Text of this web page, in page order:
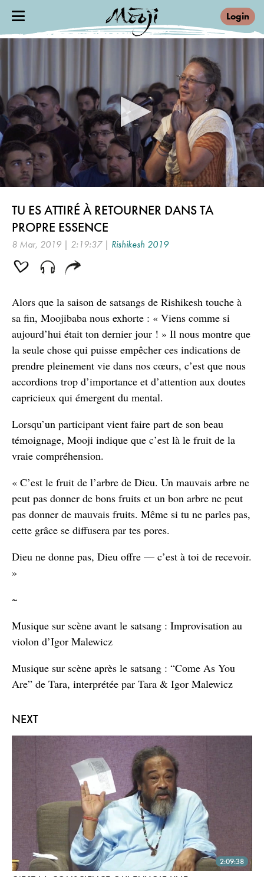
Login
hours,
minutes,
seconds
NEXT
2:09:38
TU ES ATTIRÉ À RETOURNER DANS TA
PROPRE ESSENCE
8 Mar, 2019 | 2:19:37 | Rishikesh 2019
Alors que la saison de satsangs de Rishikesh touche à
sa fin, Moojibaba nous exhorte : « Viens comme si
aujourd’hui était ton dernier jour ! » Il nous montre que
la seule chose qui puisse empêcher ces indications de
prendre pleinement vie dans nos cœurs, c’est que nous
accordions trop d’importance et d’attention aux doutes
capricieux qui émergent du mental.
Lorsqu’un participant vient faire part de son beau
témoignage, Mooji indique que c’est là le fruit de la
vraie compréhension.
« C’est le fruit de l’arbre de Dieu. Un mauvais arbre ne
peut pas donner de bons fruits et un bon arbre ne peut
pas donner de mauvais fruits. Même si tu ne parles pas,
cette grâce se diffusera par tes pores.
Dieu ne donne pas, Dieu offre — c’est à toi de recevoir.
»
~
Musique sur scène avant le satsang : Improvisation au
violon d’Igor Malewicz
Musique sur scène après le satsang : “Come As You
Are” de Tara, interprétée par Tara & Igor Malewicz